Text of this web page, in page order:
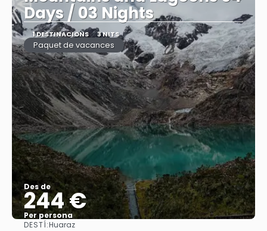
Days / 03 Nights
1 DESTINACIONS 3 NITS
Paquet de vacances
Des de
244 €
Per persona
DESTÍ:Huaraz